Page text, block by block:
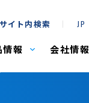
サイト内検索 JP
情報 会社情報